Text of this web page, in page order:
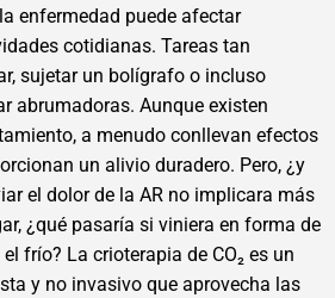
enfermedad puede afectar
cotidianas. Tareas tan
sujetar un bolígrafo o incluso
abrumadoras. Aunque existen
a menudo conllevan efectos
un alivio duradero. Pero, ¿y
el dolor de la AR no implicara más
¿qué pasaría si viniera en forma de
frío? La crioterapia de CO₂ es un
y no invasivo que aprovecha las